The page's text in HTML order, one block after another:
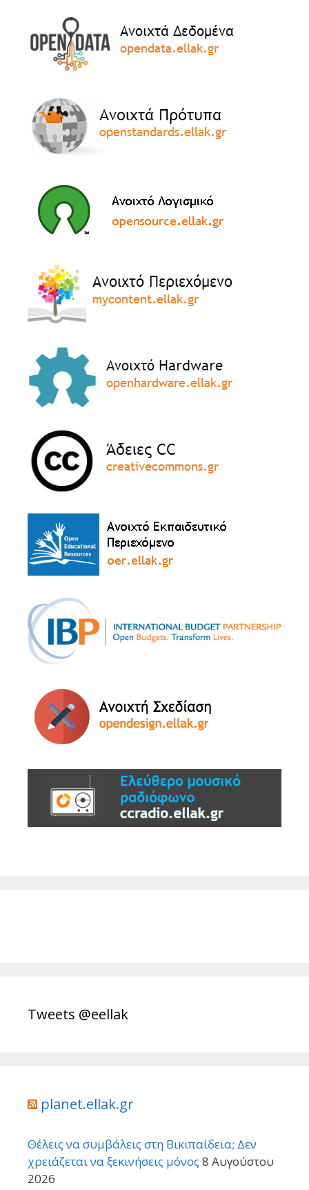
Tweets @eellak
planet.ellak.gr
Θέλεις να συμβάλεις στη Βικιπαίδεια; Δεν
χρειάζεται να ξεκινήσεις μόνος 8 Αυγούστου
2026